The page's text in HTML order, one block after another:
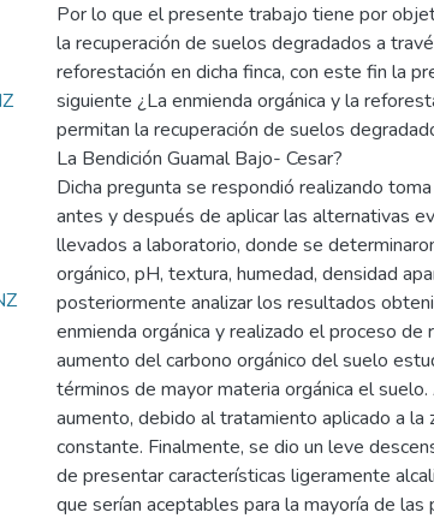
Por lo que el presente trabajo tiene por
la recuperación de suelos degradados a
reforestación en dicha finca, con este fin la
siguiente ¿La enmienda orgánica y la
permitan la recuperación de suelos
La Bendición Guamal Bajo- Cesar?
Dicha pregunta se respondió realizando
antes y después de aplicar las alternativas
llevados a laboratorio, donde se
orgánico, pH, textura, humedad, densidad
posteriormente analizar los resultados
enmienda orgánica y realizado el proceso
aumento del carbono orgánico del suelo
términos de mayor materia orgánica el
aumento, debido al tratamiento aplicado a la
constante. Finalmente, se dio un leve
de presentar características ligeramente
que serían aceptables para la mayoría de las